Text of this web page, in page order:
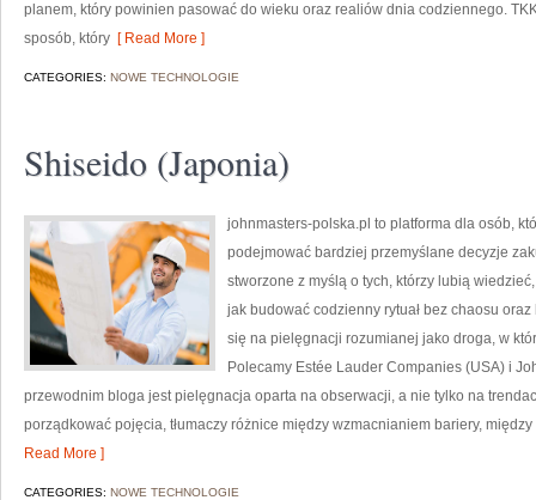
planem, który powinien pasować do wieku oraz realiów dnia codziennego.
sposób, który [ Read More ]
CATEGORIES: NOWE TECHNOLOGIE
Shiseido (Japonia)
johnmasters-polska.pl to platforma dla osób,
podejmować bardziej przemyślane decyzje
stworzone z myślą o tych, którzy lubią
jak budować codzienny rytuał bez chaosu
się na pielęgnacji rozumianej jako droga, w
Polecamy Estée Lauder Companies (USA) i
przewodnim bloga jest pielęgnacja oparta na obserwacji, a nie tylko na
porządkować pojęcia, tłumaczy różnice między wzmacnianiem bariery,
Read More ]
CATEGORIES: NOWE TECHNOLOGIE